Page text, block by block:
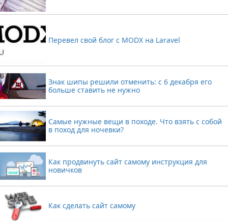
Перевел свой блог с MODX на Laravel
Знак шипы решили отменить: с 6 декабря его
больше ставить не нужно
Самые нужные вещи в походе. Что взять с собой
в поход для ночевки?
Как продвинуть сайт самому инструкция для
новичков
Как сделать сайт самому